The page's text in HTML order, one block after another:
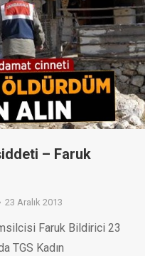
– Faruk
23 Aralık 2013
Faruk Bildirici 23
TGS Kadın